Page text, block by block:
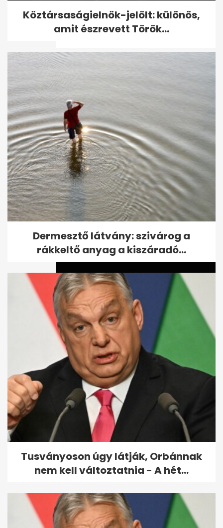
Köztársaságielnök-jelölt:
különös, amit észrevett
Török...
Kiszivárgott felvétel: Kubatov
elmondta mire ment el a
Fradiváros...
Köztársaságielnök-jelölt:
különös, amit észrevett
Török...
Köztársaságielnök-jelölt: különös,
amit észrevett Török...
Dermesztő látvány: szivárog a
rákkeltő anyag a kiszáradó...
Tusványoson úgy látják, Orbánnak
nem kell változtatnia - A hét...